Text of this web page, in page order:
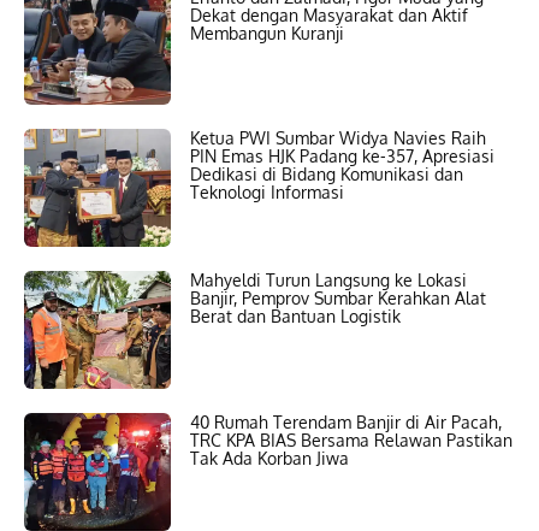
Dekat dengan Masyarakat dan Aktif
Membangun Kuranji
Ketua PWI Sumbar Widya Navies Raih
PIN Emas HJK Padang ke-357, Apresiasi
Dedikasi di Bidang Komunikasi dan
Teknologi Informasi
Mahyeldi Turun Langsung ke Lokasi
Banjir, Pemprov Sumbar Kerahkan Alat
Berat dan Bantuan Logistik
40 Rumah Terendam Banjir di Air Pacah,
TRC KPA BIAS Bersama Relawan Pastikan
Tak Ada Korban Jiwa